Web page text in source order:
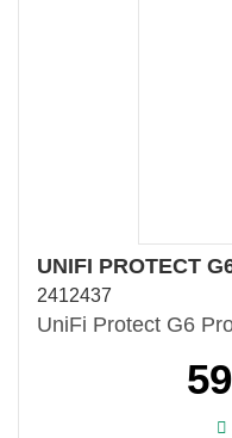
UNIFI PROTECT
2412437
UniFi Protect G6